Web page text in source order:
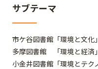
サブテーマ
市ケ谷図書館「環境と文化」
多摩図書館 「環境と経済」
小金井図書館「環境とテク